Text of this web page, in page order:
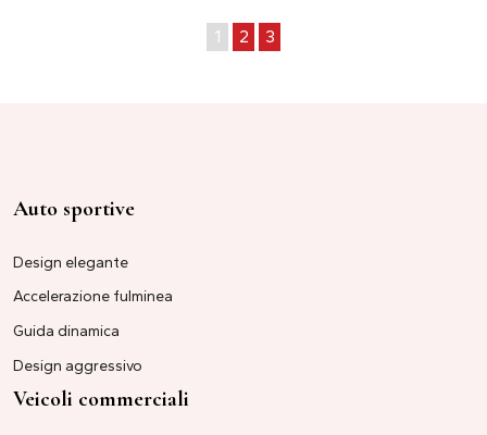
1 2 3
Auto sportive
Design elegante
Accelerazione fulminea
Guida dinamica
Design aggressivo
Veicoli commerciali